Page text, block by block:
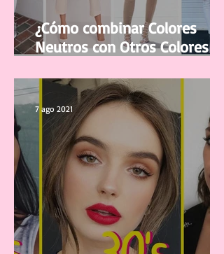
¿Cómo combinar Colores
Neutros con Otros Colores en
7 ago 2021